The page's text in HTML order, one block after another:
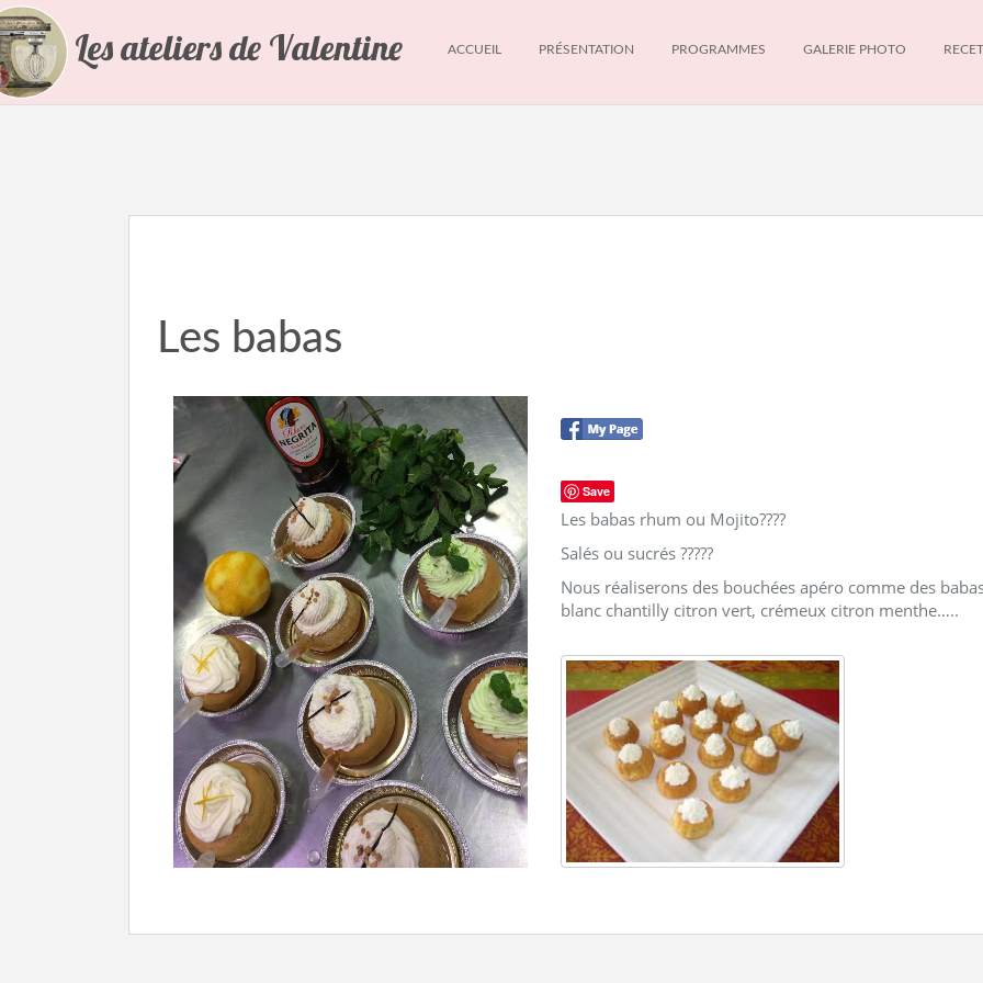
Les ateliers de Valentine ACCUEIL PRÉSENTATION PROGRAMMES GALERIE PHOTO
Les babas
Save
Les babas rhum ou Mojito????
Salés ou sucrés ?????
Nous réaliserons des bouchées apéro comme des
blanc chantilly citron vert, crémeux citron menthe…..